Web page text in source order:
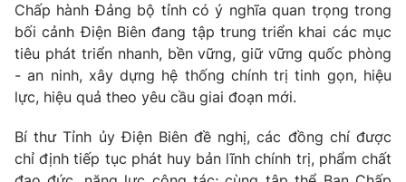
VTV9 VTV8
Liên hệ tòa soạn English
THỜI BÁO VTV
Chấp hành Đảng bộ tỉnh có ý nghĩa quan trọng trong
bối cảnh Điện Biên đang tập trung triển khai các mục
tiêu phát triển nhanh, bền vững, giữ vững quốc phòng
- an ninh, xây dựng hệ thống chính trị tinh gọn, hiệu
lực, hiệu quả theo yêu cầu giai đoạn mới.
Bí thư Tỉnh ủy Điện Biên đề nghị, các đồng chí được
chỉ định tiếp tục phát huy bản lĩnh chính trị, phẩm chất